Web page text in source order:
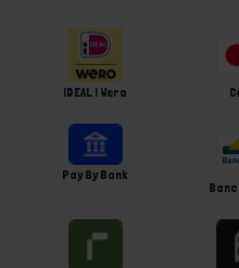
iDEAL | Wero
Pay By Bank